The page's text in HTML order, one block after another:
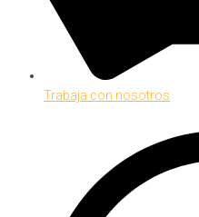
Trabaja con nosotros